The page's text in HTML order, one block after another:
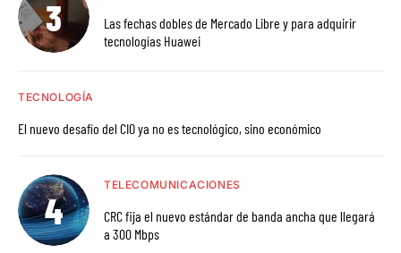
Las fechas dobles de Mercado Libre y para adquirir
tecnologías Huawei
TECNOLOGÍA
El nuevo desafío del CIO ya no es tecnológico, sino económico
TELECOMUNICACIONES
CRC fija el nuevo estándar de banda ancha que llegará
a 300 Mbps